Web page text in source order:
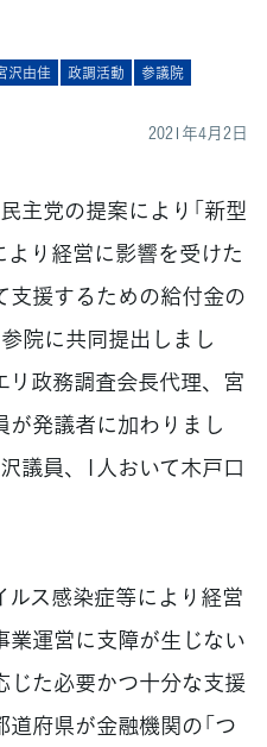
沢由佳 政調活動
参議院
2021年4月2日
主党の提案により「新型
り経営に影響を受けた
援するための給付金の
院に共同提出しまし
政務調査会長代理、宮
発議者に加わりまし
議員、1人おいて木戸口
ス感染症等により経営
業運営に支障が生じない
じた必要かつ十分な支援
府県が金融機関の「つ